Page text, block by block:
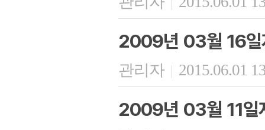
2009년 03월 16일
관리자 | 2015.06.01
2009년 03월 11일